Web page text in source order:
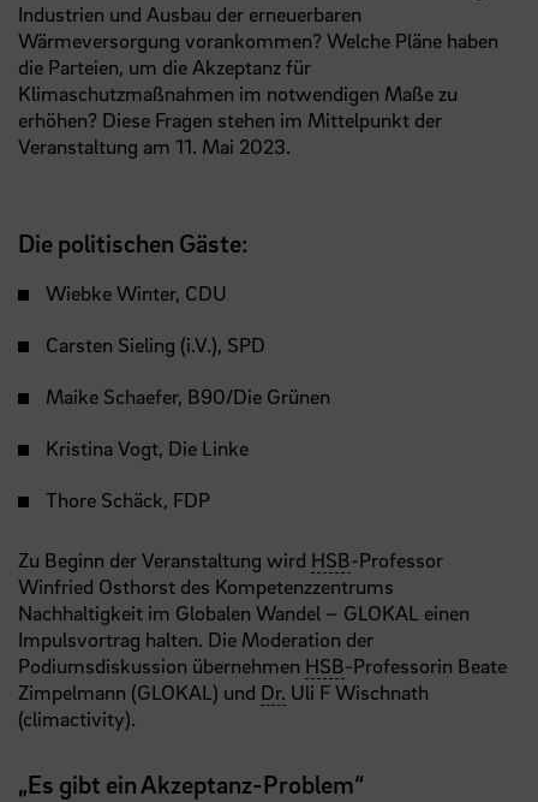
Industrien und Ausbau der erneuerbaren
Wärmeversorgung vorankommen? Welche Pläne haben
die Parteien, um die Akzeptanz für
Klimaschutzmaßnahmen im notwendigen Maße zu
erhöhen? Diese Fragen stehen im Mittelpunkt der
Veranstaltung am 11. Mai 2023.
Die politischen Gäste:
Wiebke Winter, CDU
Carsten Sieling (i.V.), SPD
Maike Schaefer, B90/Die Grünen
Kristina Vogt, Die Linke
Thore Schäck, FDP
Zu Beginn der Veranstaltung wird HSB-Professor
Winfried Osthorst des Kompetenzzentrums
Nachhaltigkeit im Globalen Wandel – GLOKAL einen
Impulsvortrag halten. Die Moderation der
Podiumsdiskussion übernehmen HSB-Professorin Beate
Zimpelmann (GLOKAL) und Dr. Uli F Wischnath
(climactivity).
„Es gibt ein Akzeptanz-Problem“